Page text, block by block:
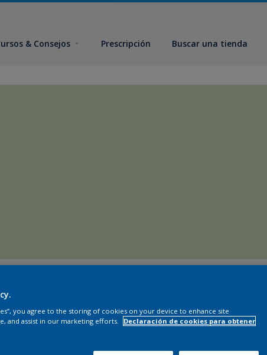
& Consejos Prescripción Buscar una tienda
necesitas?
you agree to the storing of cookies on your device to enhance site
and assist in our marketing efforts.
Declaración de cookies para obtener